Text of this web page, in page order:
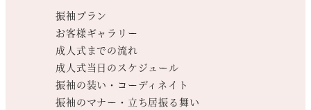
振袖プラン
お客様ギャラリー
成人式までの流れ
成人式当日のスケジュール
振袖の装い・コーディネイト
振袖のマナー・立ち居振る舞い